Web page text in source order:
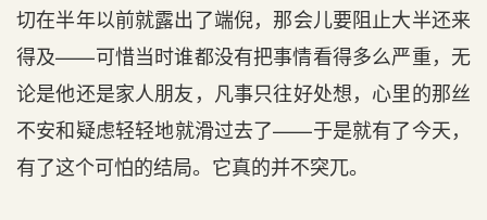
切在半年以前就露出了端倪，那会儿要阻止大半还来
得及——可惜当时谁都没有把事情看得多么严重，无
论是他还是家人朋友，凡事只往好处想，心里的那丝
不安和疑虑轻轻地就滑过去了——于是就有了今天，
有了这个可怕的结局。它真的并不突兀。